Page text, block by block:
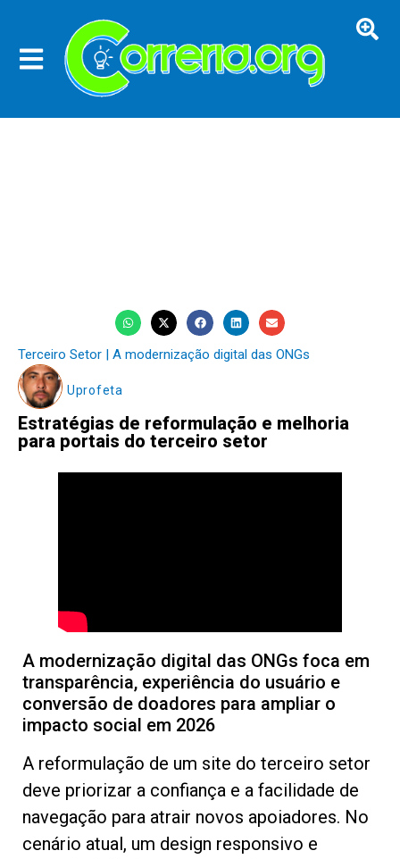
Terceiro Setor | A modernização digital das ONGs
Uprofeta
Estratégias de reformulação e melhoria
para portais do terceiro setor
A modernização digital das ONGs foca em
transparência, experiência do usuário e
conversão de doadores para ampliar o
impacto social em 2026
A reformulação de um site do terceiro setor
deve priorizar a confiança e a facilidade de
navegação para atrair novos apoiadores. No
cenário atual, um design responsivo e